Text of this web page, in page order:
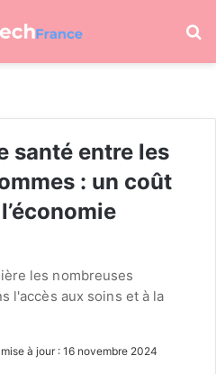
santé entre les
: un coût
les nombreuses
l'accès aux soins et à la
à jour : 16 novembre 2024